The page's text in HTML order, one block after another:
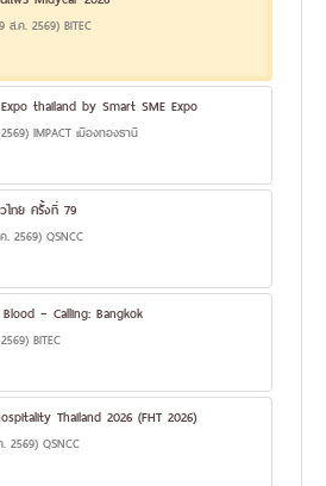
ส.ค. 2569) BITEC
thailand by Smart SME Expo
IMPACT เมืองทองธานี
ไทย ครั้งที่ 79
2569) QSNCC
– Calling: Bangkok
BITEC
Thailand 2026 (FHT 2026)
2569) QSNCC